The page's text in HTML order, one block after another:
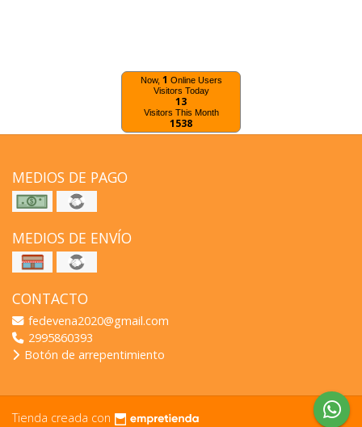
Now, 1 Online Users
Visitors Today
13
Visitors This Month
1538
MEDIOS DE PAGO
MEDIOS DE ENVÍO
CONTACTO
fedevena2020@gmail.com
2995860393
Botón de arrepentimiento
Tienda creada con